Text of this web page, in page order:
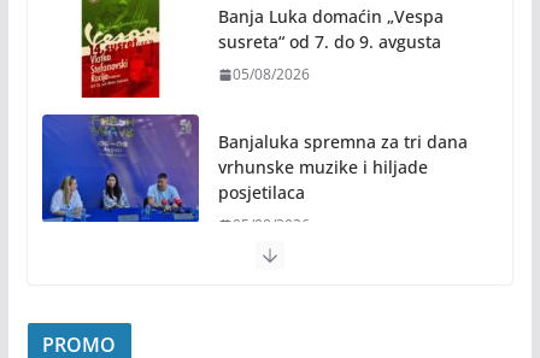
Banja Luka domaćin „Vespa
susreta“ od 7. do 9. avgusta
05/08/2026
Banjaluka spremna za tri dana
vrhunske muzike i hiljade
posjetilaca
05/08/2026
04/08/2026
PROMO